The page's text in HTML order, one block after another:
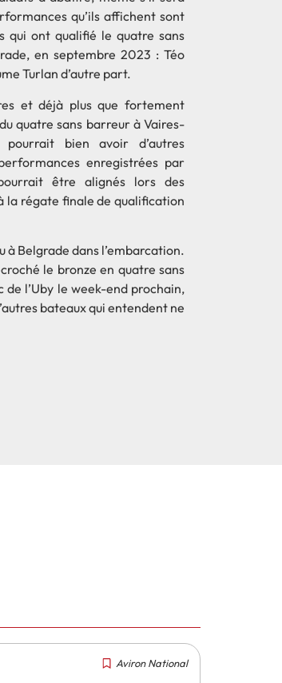
qu’ils affichent sont
qui ont qualifié le quatre sans
en septembre 2023 : Téo
Turlan d’autre part.
et déjà plus que fortement
quatre sans barreur à Vaires-
bien avoir d’autres
enregistrées par
être alignés lors des
la régate finale de qualification
Belgrade dans l’embarcation.
le bronze en quatre sans
de l’Uby le week-end prochain,
bateaux qui entendent ne
Aviron National